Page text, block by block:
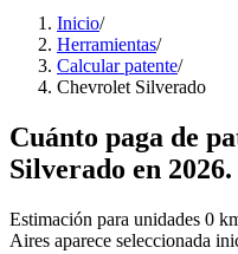
Inicio/
Herramientas/
Calcular patente/
Chevrolet Silverado
Cuánto paga de
Silverado en 2026.
Estimación para unidades 0
Aires aparece seleccionada